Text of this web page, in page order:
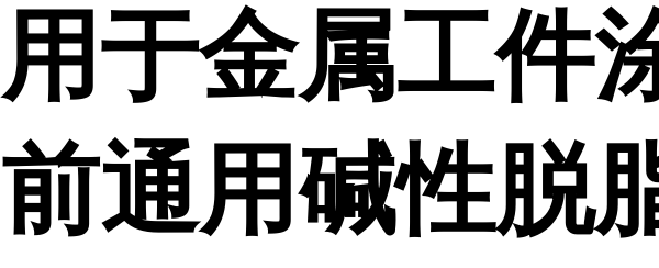
用于金属工件
前通用碱性脱